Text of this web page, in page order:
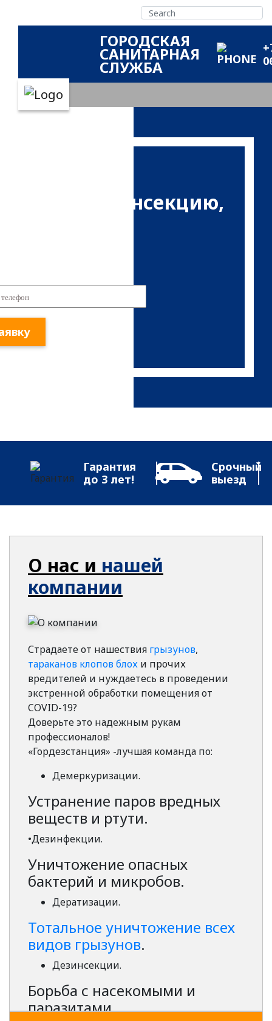
ГОРОДСКАЯ
САНИТАРНАЯ
СЛУЖБА
дезинсекцию,
Гарантия
до 3 лет!
Срочный
выезд
О нас и нашей
компании
Страдаете от нашествия грызунов,
тараканов клоповблох и прочих
вредителей и нуждаетесь в проведении
экстренной обработки помещения от
COVID-19?
Доверьте это надежным рукам
профессионалов!
«Гордезстанция» -лучшая команда по:
Демеркуризации.
Устранение паров вредных
веществ и ртути.
•Дезинфекции.
Уничтожение опасных
бактерий и микробов.
Дератизации.
Тотальное уничтожение всех
видов грызунов.
Дезинсекции.
Борьба с насекомыми и
паразитами.